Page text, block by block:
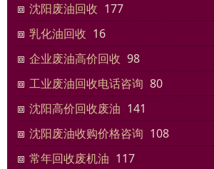
沈阳废油回收 177
乳化油回收 16
企业废油高价回收 98
工业废油回收电话咨询 80
沈阳高价回收废油 141
沈阳废油收购价格咨询 108
常年回收废机油 117